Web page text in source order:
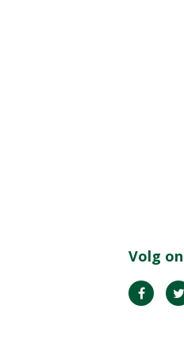
Volg